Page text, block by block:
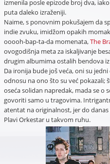
izmenila posle epizode broj dva,
puta daleko izraženiji.
Naime, s ponovnim pokušajem da
indie zvuku, imidžom opakih
ooooh-bap-ta-da momenata,The
ovogodišnja meta za iskaljivanje
drugim albumima ostalih bendova
Da ironija bude još veća, oni su
odnosu na ono što su već pokazali;
oseća solidan napredak, mada se o
govoriti samo u tragovima.
atentat na originalnost, jer do
Plavi Orkestar u takvom ruhu.